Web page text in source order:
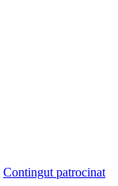
Contingut patrocinat